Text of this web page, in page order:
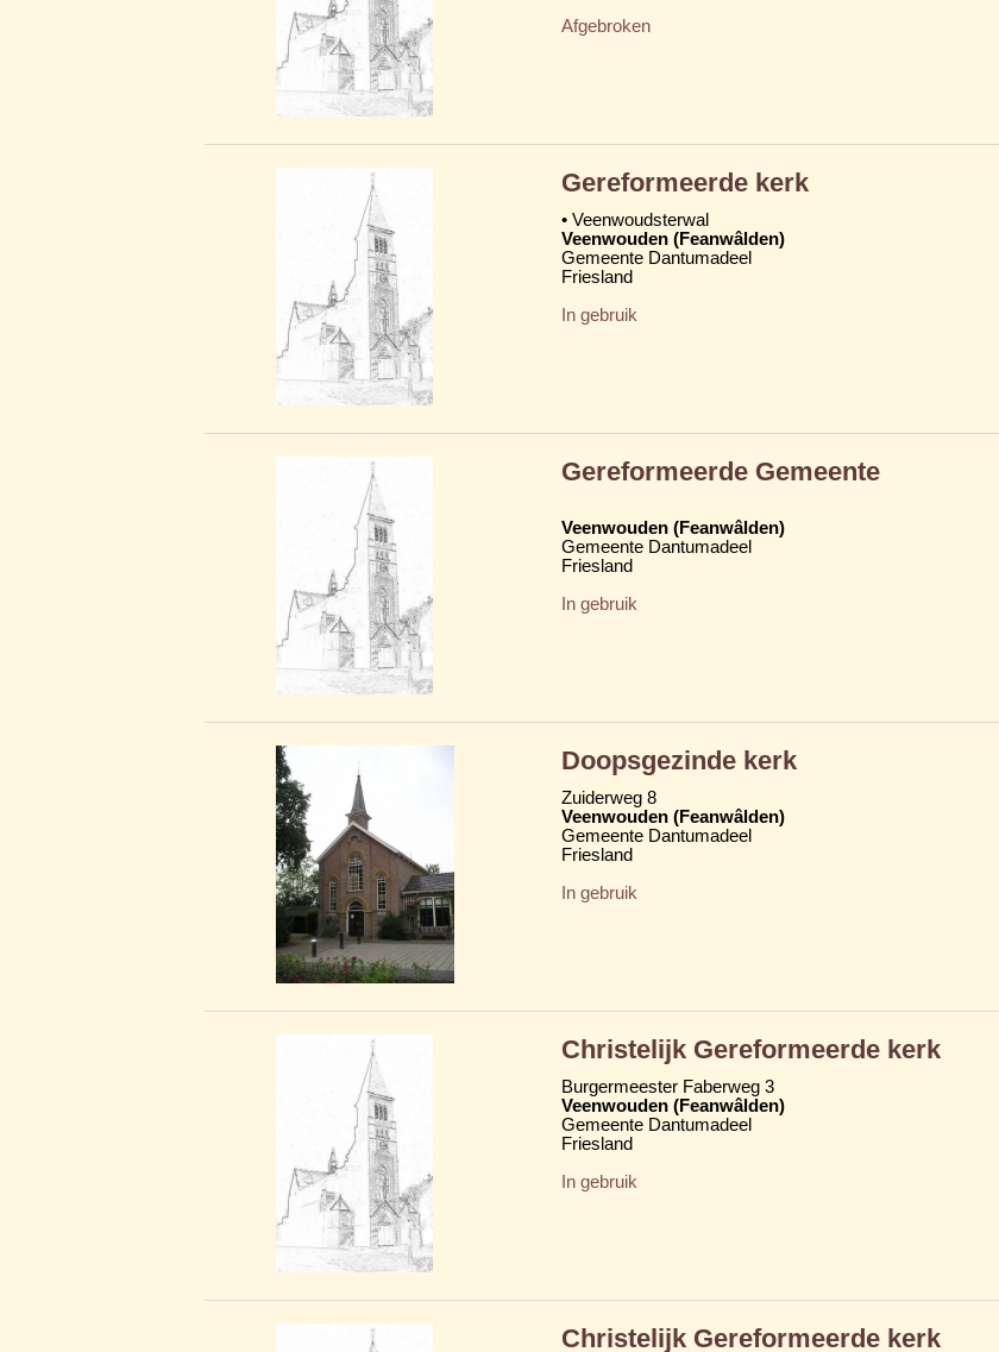
Afgebroken
Gereformeerde kerk
• Veenwoudsterwal
Veenwouden (Feanwâlden)
Gemeente Dantumadeel
Friesland
In gebruik
Gereformeerde Gemeente
Veenwouden (Feanwâlden)
Gemeente Dantumadeel
Friesland
In gebruik
Doopsgezinde kerk
Zuiderweg 8
Veenwouden (Feanwâlden)
Gemeente Dantumadeel
Friesland
In gebruik
Christelijk Gereformeerde kerk
Burgermeester Faberweg 3
Veenwouden (Feanwâlden)
Gemeente Dantumadeel
Friesland
In gebruik
Christelijk Gereformeerde kerk